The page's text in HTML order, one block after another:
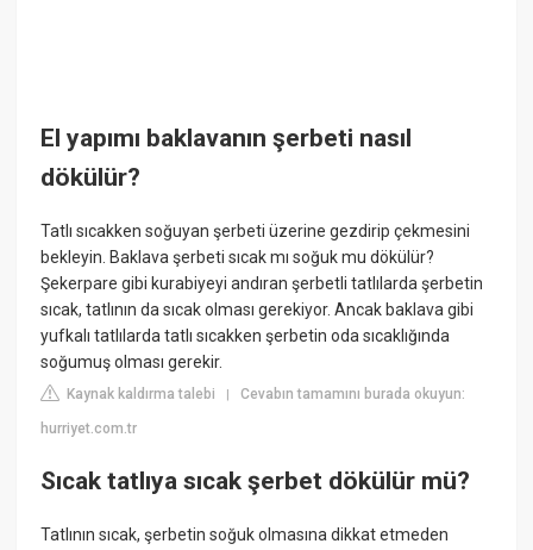
El yapımı baklavanın şerbeti nasıl
dökülür?
Tatlı sıcakken soğuyan şerbeti üzerine gezdirip çekmesini
bekleyin. Baklava şerbeti sıcak mı soğuk mu dökülür?
Şekerpare gibi kurabiyeyi andıran şerbetli tatlılarda şerbetin
sıcak, tatlının da sıcak olması gerekiyor. Ancak baklava gibi
yufkalı tatlılarda tatlı sıcakken şerbetin oda sıcaklığında
soğumuş olması gerekir.
Kaynak kaldırma talebi |Cevabın tamamını burada okuyun:
hurriyet.com.tr
Sıcak tatlıya sıcak şerbet dökülür mü?
Tatlının sıcak, şerbetin soğuk olmasına dikkat etmeden